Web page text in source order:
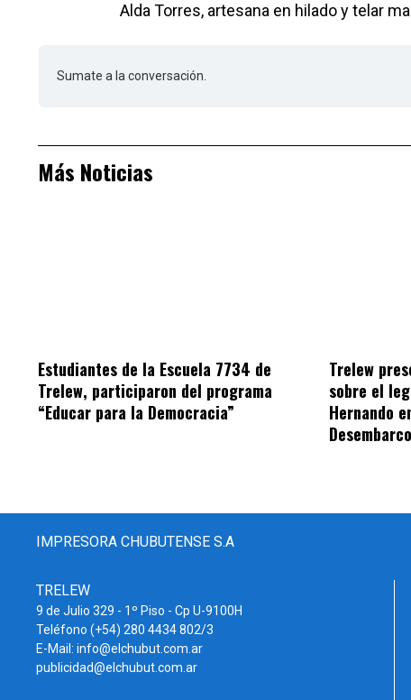
Alda Torres, artesana en hilado y telar
Sumate a la conversación.
Más Noticias
Estudiantes de la Escuela 7734 de
Trelew, participaron del programa
“Educar para la Democracia”
Trelew
sobre el
Hernando
Desembarco
IMPRESORA CHUBUTENSE S.A
TRELEW
9 de Julio 329 - 1º Piso - Cp U-9100H
Teléfono (+54) 280 4434 802/3
E-Mail: info@elchubut.com.ar
publicidad@elchubut.com.ar